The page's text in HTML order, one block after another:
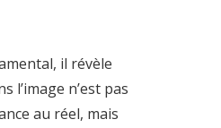
il révèle
l’image n’est pas
au réel, mais